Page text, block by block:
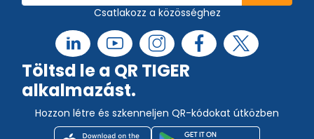
Csatlakozz a közösséghez
Töltsd le a QR TIGER
alkalmazást.
Hozzon létre és szkenneljen QR-kódokat útközben